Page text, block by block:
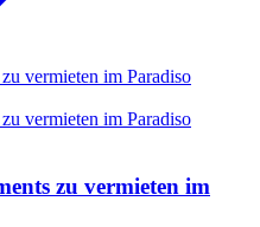
zu vermieten im